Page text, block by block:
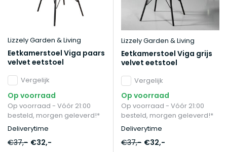
Lizzely Garden & Living
Eetkamerstoel Viga paars
velvet eetstoel
Vergelijk
Op voorraad
Op voorraad - Vóór 21:00
besteld, morgen geleverd!*
Deliverytime
€37,- €32,-
Lizzely Garden & Living
Eetkamerstoel Viga grijs
velvet eetstoel
Vergelijk
Op voorraad
Op voorraad - Vóór 21:00
besteld, morgen geleverd!*
Deliverytime
€37,- €32,-